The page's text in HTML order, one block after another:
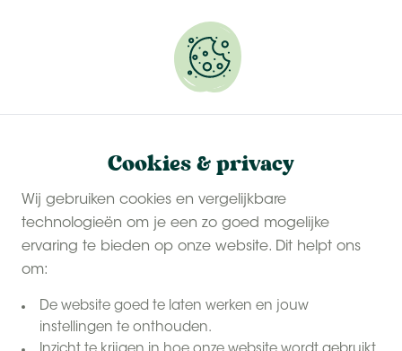
Cookies & privacy
Wij gebruiken cookies en vergelijkbare
technologieën om je een zo goed mogelijke
ervaring te bieden op onze website. Dit helpt ons
om:
De website goed te laten werken en jouw
instellingen te onthouden.
Reserveer snel jouw plekje.
Neemcontactop voor een
leukesamenwerking